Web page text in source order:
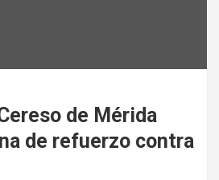
de Mérida
de refuerzo contra